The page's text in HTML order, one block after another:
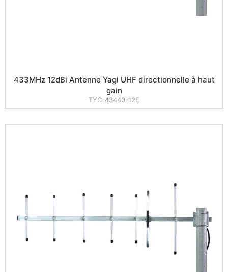
433MHz 12dBi Antenne Yagi UHF directionnelle à haut
gain
TYC-43440-12E